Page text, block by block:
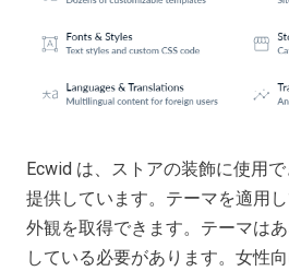
Ecwid は、ストアの装飾に使用
提供しています。テーマを適用
外観を取得できます。テーマは
している必要があります。女性